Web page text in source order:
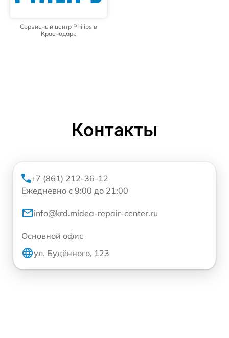
Сервисный центр Philips в
Краснодаре
Контакты
+7 (861) 212-36-12
Ежедневно с 9:00 до 21:00
info@krd.midea-repair-center.ru
Основной офис
ул. Будённого, 123